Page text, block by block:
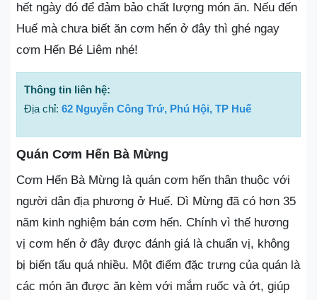
hết ngày đó để đảm bảo chất lượng món ăn. Nếu đến
Huế mà chưa biết ăn cơm hến ở đây thì ghé ngay
cơm Hến Bé Liêm nhé!
Thông tin liên hệ:
Địa chỉ: 62 Nguyễn Công Trứ, Phú Hội, TP Huế
Quán Cơm Hến Bà Mừng
Cơm Hến Bà Mừng là quán cơm hến thân thuộc với
người dân địa phương ở Huế. Dì Mừng đã có hơn 35
năm kinh nghiệm bán cơm hến. Chính vì thế hương
vị cơm hến ở đây được đánh giá là chuẩn vị, không
bị biến tấu quá nhiều. Một điểm đặc trưng của quán là
các món ăn được ăn kèm với mắm ruốc và ớt, giúp